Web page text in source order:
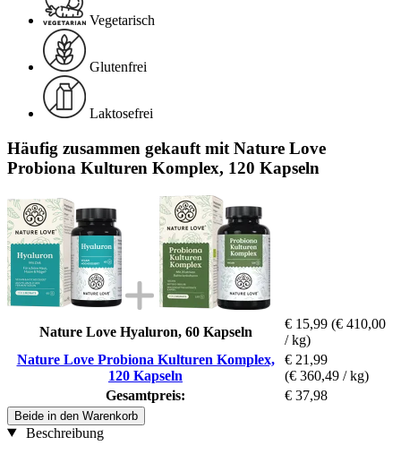
Vegetarisch
Glutenfrei
Laktosefrei
Häufig zusammen gekauft mit Nature Love
Probiona Kulturen Komplex, 120 Kapseln
Nature Love Hyaluron, 60 Kapseln
€ 15,99 (€ 410,00
/ kg)
Nature Love Probiona Kulturen Komplex,
120 Kapseln
€ 21,99
(€ 360,49 / kg)
Gesamtpreis:
€ 37,98
Beide in den Warenkorb
Beschreibung